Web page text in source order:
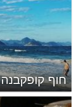
חוף קופקבנה